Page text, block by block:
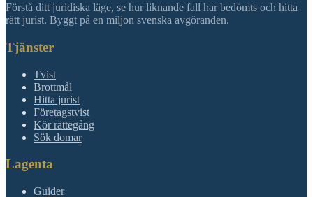
Förstå ditt juridiska läge, se hur liknande fall har bedömts och hitta
rätt jurist. Byggt på en miljon svenska avgöranden.
Tjänster
Tvist
Brottmål
Hitta jurist
Företagstvist
Kör rättegång
Sök domar
Lagenta
Guider